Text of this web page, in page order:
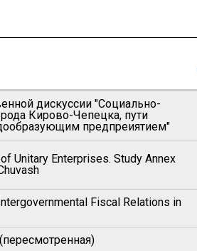
дискуссии "Социально-
Кирово-Чепецка, пути
предпреиятием"
Unitary Enterprises. Study Annex
Fiscal Relations in